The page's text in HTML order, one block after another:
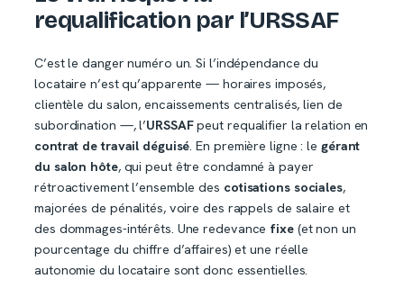
requalification par l’URSSAF
C’est le danger numéro un. Si l’indépendance du
locataire n’est qu’apparente — horaires imposés,
clientèle du salon, encaissements centralisés, lien de
subordination —, l’URSSAFpeut requalifier la relation en
contrat de travail déguisé . En première ligne : le gérant
du salon hôte, qui peut être condamné à payer
rétroactivement l’ensemble des cotisations sociales,
majorées de pénalités, voire des rappels de salaire et
des dommages-intérêts. Une redevance fixe(et non un
pourcentage du chiffre d’affaires) et une réelle
autonomie du locataire sont donc essentielles.